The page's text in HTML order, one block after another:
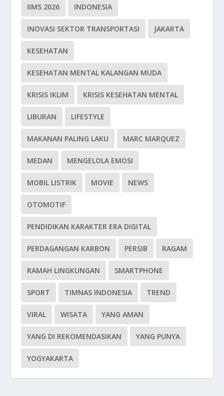
IIMS 2026 INDONESIA
INOVASI SEKTOR TRANSPORTASI JAKARTA
KESEHATAN
KESEHATAN MENTAL KALANGAN MUDA
KRISIS IKLIM KRISIS KESEHATAN MENTAL
LIBURAN LIFESTYLE
MAKANAN PALING LAKU MARC MARQUEZ
MEDAN MENGELOLA EMOSI
MOBIL LISTRIK MOVIE NEWS
OTOMOTIF
PENDIDIKAN KARAKTER ERA DIGITAL
PERDAGANGAN KARBON PERSIB RAGAM
RAMAH LINGKUNGAN SMARTPHONE
SPORT TIMNAS INDONESIA TREND
VIRAL WISATA YANG AMAN
YANG DI REKOMENDASIKAN YANG PUNYA
YOGYAKARTA